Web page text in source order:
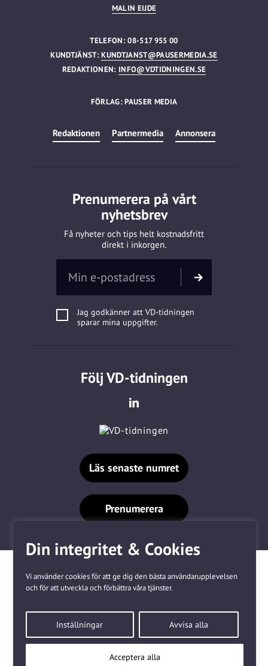
Din integritet & Cookies
Vi använder cookies för att ge dig den bästa användarupplevelsen
och för att utveckla och förbättra våra tjänster.
Inställningar Avvisa alla
Acceptera alla
MALIN EIJDE
TELEFON: 08-517 955 00
KUNDTJÄNST:KUNDTJANST@PAUSERMEDIA.SE
REDAKTIONEN: INFO@VDTIDNINGEN.SE
FÖRLAG: PAUSER MEDIA
Redaktionen Partnermedia Annonsera
Prenumerera på vårt
nyhetsbrev
Få nyheter och tips helt kostnadsfritt
direkt i inkorgen.
Jag godkänner att VD-tidningen
sparar mina uppgifter.
Följ VD-tidningen
Läs senaste numret
Prenumerera
Kundtjänst